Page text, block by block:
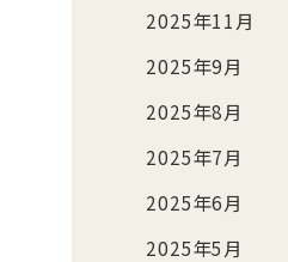
2025年11月
2025年9月
2025年8月
2025年7月
2025年6月
2025年5月